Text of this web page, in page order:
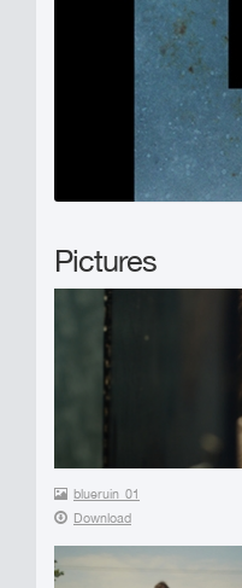
Pictures
blueruin_01
Download